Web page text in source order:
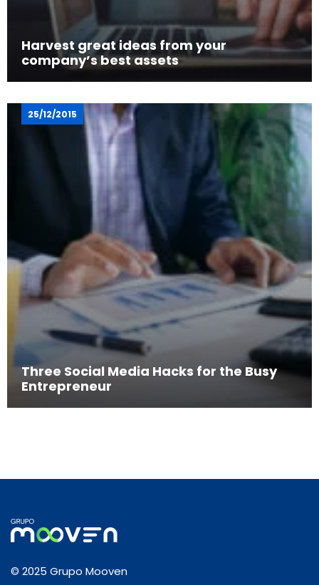
Harvest great ideas from your
company’s best assets
25/12/2015
Three Social Media Hacks for the Busy
Entrepreneur
© 2025 Grupo Mooven